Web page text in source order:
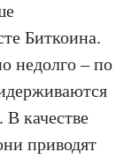
Биткоина.
недолго – по
качестве
приводят